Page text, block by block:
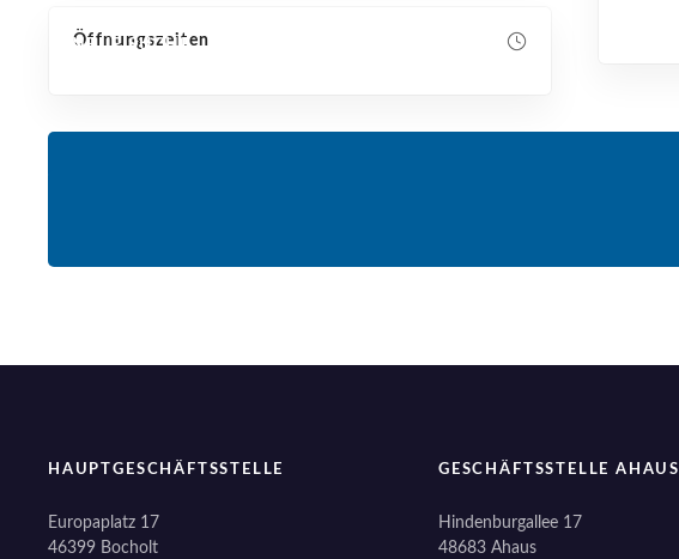
Öffnungszeiten
NEUE SUCHE
HAUPTGESCHÄFTSSTELLE
Europaplatz 17
46399 Bocholt
GESCHÄFTSSTELLE AHAUS
Hindenburgallee 17
48683 Ahaus